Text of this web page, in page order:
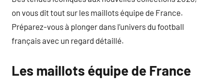
on vous dit tout sur les maillots équipe de France.
Préparez-vous à plonger dans l’univers du football
français avec un regard détaillé.
Les maillots équipe de France